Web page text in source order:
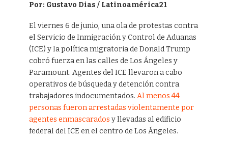
Por: Gustavo Dias / Latinoamérica21
El viernes 6 de junio, una ola de protestas contra
el Servicio de Inmigración y Control de Aduanas
(ICE) y la política migratoria de Donald Trump
cobró fuerza en las calles de Los Ángeles y
Paramount. Agentes del ICE llevaron a cabo
operativos de búsqueda y detención contra
trabajadores indocumentados. Al menos 44
personas fueron arrestadas violentamente por
agentes enmascarados y llevadas al edificio
federal del ICE en el centro de Los Ángeles.